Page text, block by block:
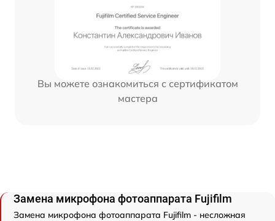
Вы можете ознакомиться с сертификатом
мастера
Замена микрофона фотоаппарата Fujifilm
Замена микрофона фотоаппарата Fujifilm - несложная